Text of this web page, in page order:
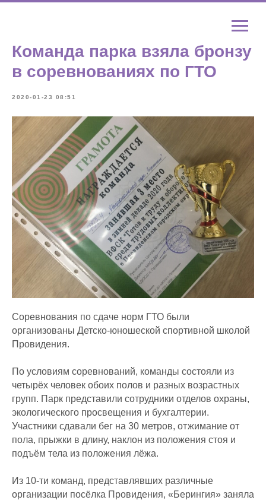
Команда парка взяла бронзу
в соревнованиях по ГТО
2020-01-23 08:51
Соревнования по сдаче норм ГТО были
организованы Детско-юношеской спортивной школой
Провидения.
По условиям соревнований, команды состояли из
четырёх человек обоих полов и разных возрастных
групп. Парк представили сотрудники отделов охраны,
экологического просвещения и бухгалтерии.
Участники сдавали бег на 30 метров, отжимание от
пола, прыжки в длину, наклон из положения стоя и
подъём тела из положения лёжа.
Из 10-ти команд, представлявших различные
организации посёлка Провидения, «Берингия» заняла